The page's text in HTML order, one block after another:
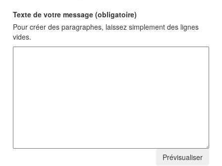
Texte de votre message (obligatoire)
Pour créer des paragraphes, laissez simplement des lignes
vides.